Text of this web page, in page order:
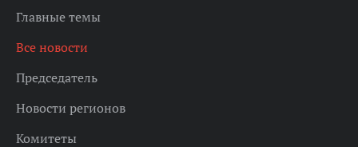
Главные темы
Все новости
Председатель
Новости регионов
Комитеты